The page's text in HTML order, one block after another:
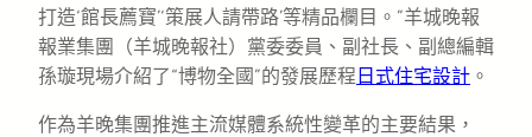
打造‘館長薦寶’‘策展人請帶路’等精品欄目。”羊城晚報
報業集團（羊城晚報社）黨委委員、副社長、副總編輯
孫璇現場介紹了“博物全國”的發展歷程 日式住宅設計 。
作為羊晚集團推進主流媒體系統性變革的主要結果，